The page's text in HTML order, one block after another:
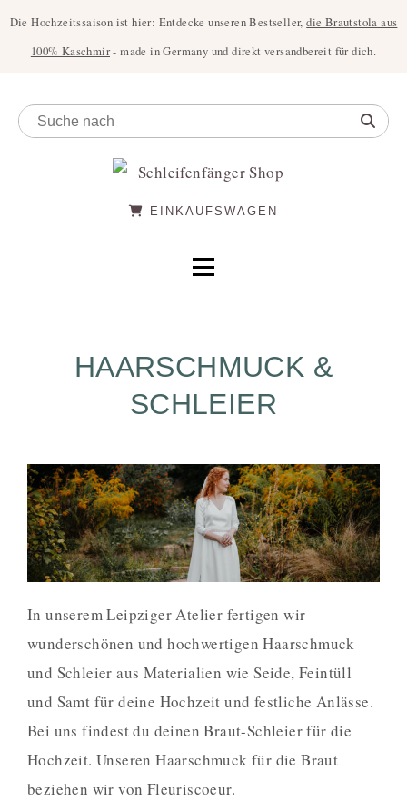
Die Hochzeitssaison ist hier: Entdecke unseren Bestseller,die Brautstola aus
100% Kaschmir- made in Germany und direkt versandbereit für dich.
EINKAUFSWAGEN
HAARSCHMUCK &
SCHLEIER
In unserem Leipziger Atelier fertigen wir
wunderschönen und hochwertigen Haarschmuck
und Schleier aus Materialien wie Seide, Feintüll
und Samt für deine Hochzeit und festliche Anlässe.
Bei uns findest du deinen Braut-Schleier für die
Hochzeit. Unseren Haarschmuck für die Braut
beziehen wir von Fleuriscoeur.